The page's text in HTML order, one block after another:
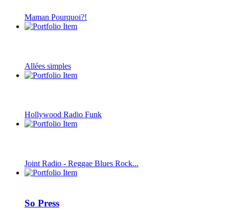
Maman Pourquoi?!
Allées simples
Hollywood Radio Funk
Joint Radio - Reggae Blues Rock...
So Press